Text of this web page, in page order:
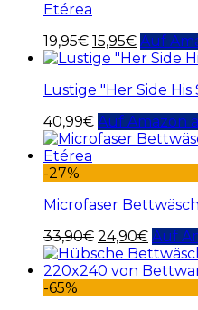
Etérea
19,95€ 15,95€ Auf
Lustige "Her Side
40,99€ Auf Amazon
-27%
Microfaser
33,90€ 24,90€ Auf
-65%